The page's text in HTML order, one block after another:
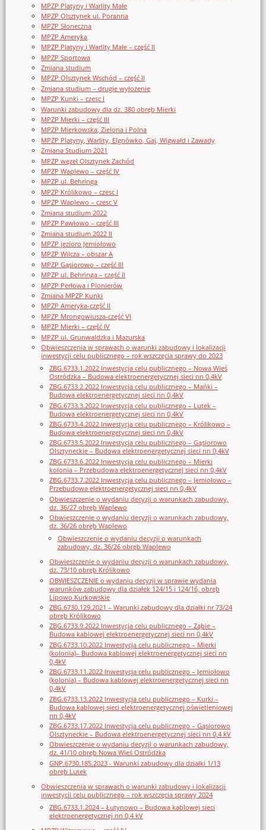
MPZP Platyny i Warlity Małe
MPZP Olsztynek ul. Poranna
MPZP Słoneczna
MPZP Ameryka
MPZP Platyny i Warlity Małe – część II
MPZP Sportowa
Zmiana studium
MPZP Olsztynek Wschód – część II
Zmiana studium – drugie wyłożenie
MPZP Kunki – czesc I
Warunki zabudowy dla dz. 380 obręb Mierki
MPZP Mierki – część III
MPZP Mierkowska, Zielona i Polna
MPZP Platyny, Warlity, Elgnówko, Gaj, Wigwałd i Zawady
Zmiana Studium 2021
MPZP węzeł Olsztynek Zachód
MPZP Waplewo – część IV
MPZP ul. Behringa
MPZP Królikowo – czesc I
MPZP Waplewo – czesc V
Zmiana studium 2022
MPZP Pawłowo – część III
Zmiana studium 2022 II
MPZP jezioro Jemiołowo
MPZP Wilcza – obszar A
MPZP Gąsiorowo – część III
MPZP ul. Behringa – część II
MPZP Perłowa i Pionierów
Zmiana MPZP Kunki
MPZP Ameryka-część II
MPZP Mrongowiusza-część VI
MPZP Mierki – część IV
MPZP ul. Grunwaldzka i Mazurska
Obwieszczenia w sprawach o warunki zabudowy i lokalizacji
inwestycji celu publicznego – rok wszczęcia sprawy do 2023
ZBG.6733.1.2022 Inwestycja celu publicznego – Nowa Wieś
Ostródzka – Budowa elektroenergetycznej sieci nn 0,4kV
ZBG.6733.2.2022 Inwestycja celu publicznego – Mańki –
Budowa elektroenergetycznej sieci nn 0,4kV
ZBG.6733.3.2022 Inwestycja celu publicznego – Lutek –
Budowa elektroenergetycznej sieci nn 0,4kV
ZBG.6733.4.2022 Inwestycja celu publicznego – Królikowo –
Budowa elektroenergetycznej sieci nn 0,4kV
ZBG.6733.5.2022 Inwestycja celu publicznego – Gąsiorowo
Olsztyneckie – Budowa elektroenergetycznej sieci nn 0,4kV
ZBG.6733.6.2022 Inwestycja celu publicznego – Mierki
kolonia – Przebudowa elektroenergetycznej sieci nn 0,4kV
ZBG.6733.7.2022 Inwestycja celu publicznego – Jemiołowo –
Przebudowa elektroenergetycznej sieci nn 0,4kV
Obwieszczenie o wydaniu decyzji o warunkach zabudowy,
dz. 36/27 obręb Waplewo
Obwieszczenie o wydaniu decyzji o warunkach zabudowy,
dz. 36/26 obręb Waplewo
Obwieszczenie o wydaniu decyzji o warunkach
zabudowy, dz. 36/26 obręb Waplewo
Obwieszczenie o wydaniu decyzji o warunkach zabudowy,
dz. 73/10 obręb Królikowo
OBWIESZCZENIE o wydaniu decyzji w sprawie wydania
warunków zabudowy dla działek 124/15 i 124/16, obręb
Lipowo Kurkowskie
ZBG.6730.129.2021 – Warunki zabudowy dla działki nr 73/24
obręb Królikowo
ZBG.6733.9.2022 Inwestycja celu publicznego – Ząbie –
Budowa kablowej elektroenergetycznej sieci nn 0,4kV
ZBG.6733.10.2022 Inwestycja celu publicznego – Mierki
(kolonia)– Budowa kablowej elektroenergetycznej sieci nn
0,4kV
ZBG.6733.11.2022 Inwestycja celu publicznego – Jemiołowo
(kolonia) – Budowa kablowej elektroenergetycznej sieci nn
0,4kV
ZBG.6733.13.2022 Inwestycja celu publicznego – Kurki –
Budowa kablowej sieci elektroenergetycznej oświetleniowej
nn 0,4kV
ZBG.6733.17.2022 Inwestycja celu publicznego – Gąsiorowo
Olsztyneckie – Budowa elektroenergetycznej sieci nn 0,4 kV
Obwieszczenie o wydaniu decyzji o warunkach zabudowy,
dz. 41/10 obręb Nowa Wieś Ostródzka
GNP.6730.185.2023 - Warunki zabudowy dla działki 1/13
obręb Lutek
Obwieszczenia w sprawach o warunki zabudowy i lokalizacji
inwestycji celu publicznego – rok wszczęcia sprawy 2024
ZBG.6733.1.2024 – Łutynowo – Budowa kablowej sieci
elektroenergetycznej nn 0,4 kV